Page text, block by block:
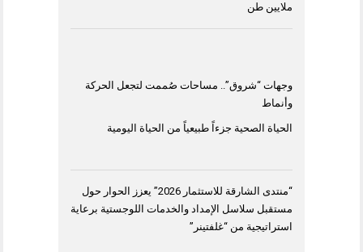
ملايين طن
وجهات “شروق”.. مساحات صُممت لتجعل الحركة
وأنماط
الحياة الصحية جزءاً طبيعياً من الحياة اليومية
“منتدى الشارقة للاستثمار 2026” يعزز الحوار حول
مستقبل سلاسل الإمداد والخدمات اللوجستية برعاية
استراتيجية من “غلفتينر”